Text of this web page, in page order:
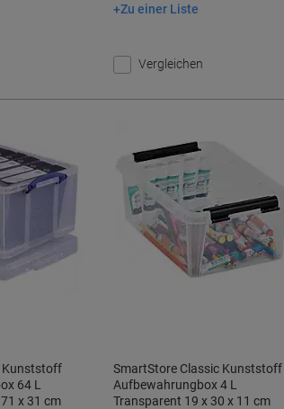
Warenkorb In den Warenkorb
Zu einer Liste
Vergleichen
Kunststoff
64 L
x 31 cm
SmartStore Classic Kunststoff
Aufbewahrungbox 4 L
Transparent 19 x 30 x 11 cm